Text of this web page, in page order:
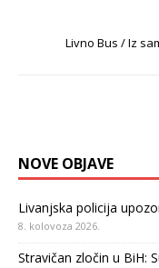
Livno Bus / Iz
NOVE OBJAVE
Livanjska policija
8. kolovoza 2026.
Stravičan zločin u BiH: